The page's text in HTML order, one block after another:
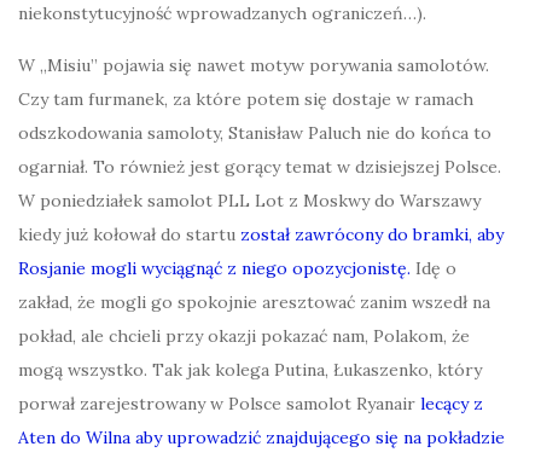
niekonstytucyjność wprowadzanych ograniczeń…).
W „Misiu” pojawia się nawet motyw porywania samolotów.
Czy tam furmanek, za które potem się dostaje w ramach
odszkodowania samoloty, Stanisław Paluch nie do końca to
ogarniał. To również jest gorący temat w dzisiejszej Polsce.
W poniedziałek samolot PLL Lot z Moskwy do Warszawy
kiedy już kołował do startu został zawrócony do bramki, aby
Rosjanie mogli wyciągnąć z niego opozycjonistę. Idę o
zakład, że mogli go spokojnie aresztować zanim wszedł na
pokład, ale chcieli przy okazji pokazać nam, Polakom, że
mogą wszystko. Tak jak kolega Putina, Łukaszenko, który
porwał zarejestrowany w Polsce samolot Ryanair lecący z
Aten do Wilna aby uprowadzić znajdującego się na pokładzie